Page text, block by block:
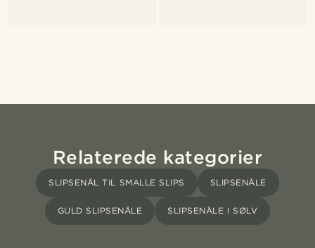
Relaterede kategorier
SLIPSENÅL TIL SMALLE SLIPS SLIPSENÅLE
GULD SLIPSENÅLE SLIPSENÅLE I SØLV